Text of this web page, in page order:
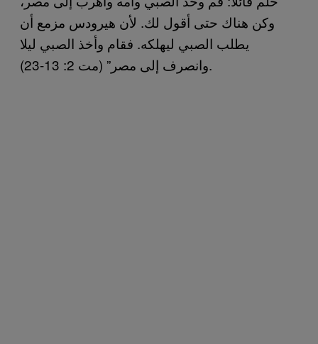
وكن هناك حتى أقول لك. لأن هيرودس مزمع أن
يطلب الصبي ليهلكه. فقام وأخذ الصبي ليلا
وانصرف إلى مصر” (مت 2: 13-23).